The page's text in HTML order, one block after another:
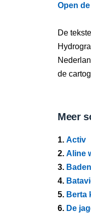
Open
De
de
Meer
1. Activ
2. Aline
3. Baden
4.
5. Berta
6. De